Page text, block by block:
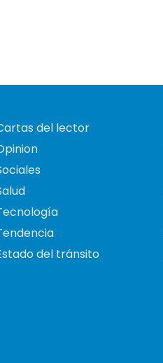
del lector
del tránsito